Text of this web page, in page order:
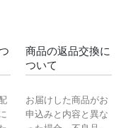
商品の返品交換に
ついて
お届けした商品がお
申込みと内容と異な